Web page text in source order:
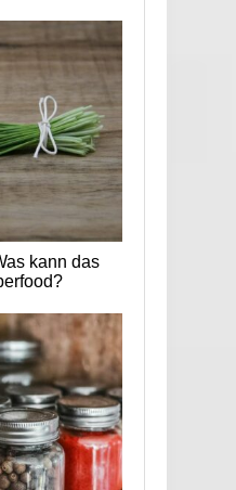
kann das